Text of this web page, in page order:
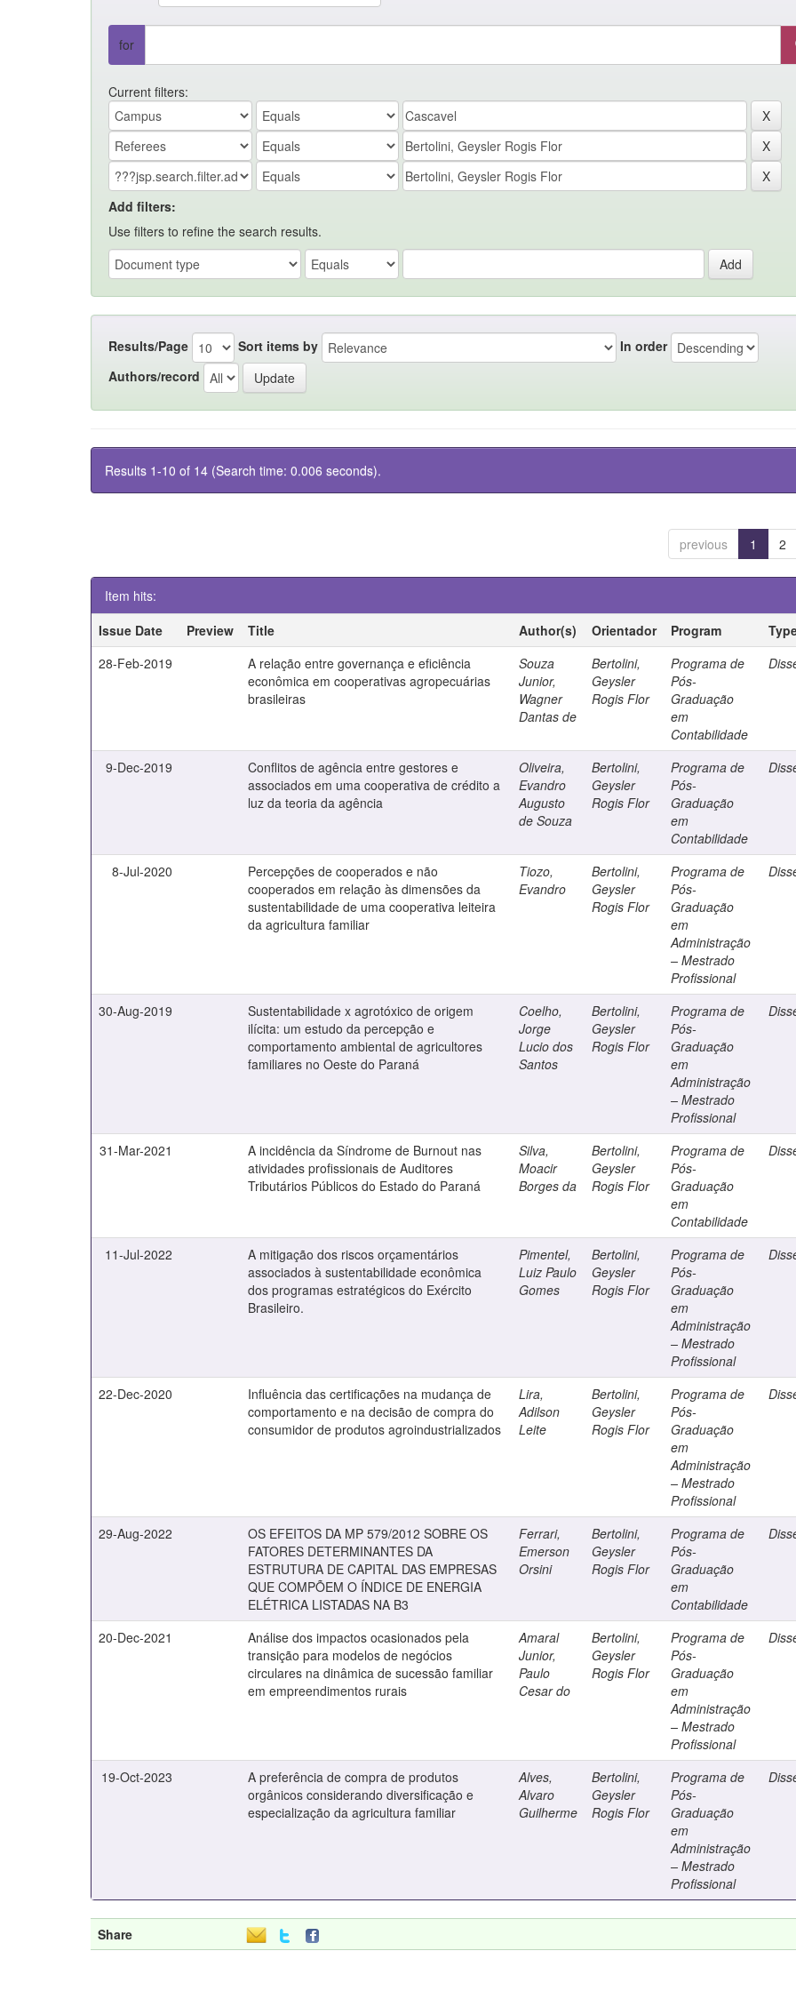
for
Current filters:
Add filters:
Use filters to refine the search results.
Results/Page Sort items by
In order
Authors/record
Results 1-10 of 14 (Search time: 0.006 seconds).
previous 1 2
Item hits:
Issue Date
Preview Title Author(s) Orientador Program
28-Feb-2019
A relação entre governança e eficiência
econômica em cooperativas agropecuárias
brasileiras
Souza
Junior,
Wagner
Dantas de
Bertolini,
Geysler
Rogis Flor
Programa de
Pós-
Graduação
em
Contabilidade
9-Dec-2019
Conflitos de agência entre gestores e
associados em uma cooperativa de crédito a
luz da teoria da agência
Oliveira,
Evandro
Augusto
de Souza
Bertolini,
Geysler
Rogis Flor
Programa de
Pós-
Graduação
em
Contabilidade
8-Jul-2020
Percepções de cooperados e não
cooperados em relação às dimensões da
sustentabilidade de uma cooperativa leiteira
da agricultura familiar
Tiozo,
Evandro
Bertolini,
Geysler
Rogis Flor
Programa de
Pós-
Graduação
em
Administração
– Mestrado
Profissional
30-Aug-2019
Sustentabilidade x agrotóxico de origem
ilícita: um estudo da percepção e
comportamento ambiental de agricultores
familiares no Oeste do Paraná
Coelho,
Jorge
Lucio dos
Santos
Bertolini,
Geysler
Rogis Flor
Programa de
Pós-
Graduação
em
Administração
– Mestrado
Profissional
31-Mar-2021
A incidência da Síndrome de Burnout nas
atividades profissionais de Auditores
Tributários Públicos do Estado do Paraná
Silva,
Moacir
Borges da
Bertolini,
Geysler
Rogis Flor
Programa de
Pós-
Graduação
em
Contabilidade
11-Jul-2022
A mitigação dos riscos orçamentários
associados à sustentabilidade econômica
dos programas estratégicos do Exército
Brasileiro.
Pimentel,
Luiz Paulo
Gomes
Bertolini,
Geysler
Rogis Flor
Programa de
Pós-
Graduação
em
Administração
– Mestrado
Profissional
22-Dec-2020
Influência das certificações na mudança de
comportamento e na decisão de compra do
consumidor de produtos agroindustrializados
Lira,
Adilson
Leite
Bertolini,
Geysler
Rogis Flor
Programa de
Pós-
Graduação
em
Administração
– Mestrado
Profissional
29-Aug-2022
OS EFEITOS DA MP 579/2012 SOBRE OS
FATORES DETERMINANTES DA
ESTRUTURA DE CAPITAL DAS EMPRESAS
QUE COMPÕEM O ÍNDICE DE ENERGIA
ELÉTRICA LISTADAS NA B3
Ferrari,
Emerson
Orsini
Bertolini,
Geysler
Rogis Flor
Programa de
Pós-
Graduação
em
Contabilidade
20-Dec-2021
Análise dos impactos ocasionados pela
transição para modelos de negócios
circulares na dinâmica de sucessão familiar
em empreendimentos rurais
Amaral
Junior,
Paulo
Cesar do
Bertolini,
Geysler
Rogis Flor
Programa de
Pós-
Graduação
em
Administração
– Mestrado
Profissional
19-Oct-2023
A preferência de compra de produtos
orgânicos considerando diversificação e
especialização da agricultura familiar
Alves,
Alvaro
Guilherme
Bertolini,
Geysler
Rogis Flor
Programa de
Pós-
Graduação
em
Administração
– Mestrado
Profissional
Share